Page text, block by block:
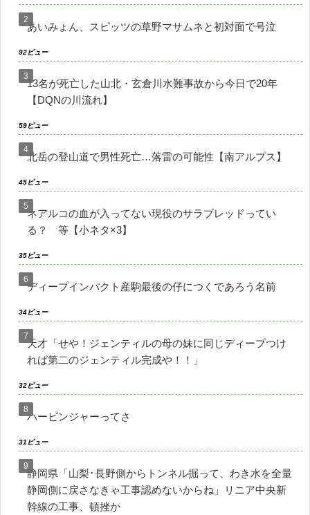
あいみょん、スピッツの草野マサムネと初対面で号泣
92ビュー
13名が死亡した山北・玄倉川水難事故から今日で20年
【DQNの川流れ】
59ビュー
北岳の登山道で男性死亡…落雷の可能性【南アルプス】
45ビュー
ネアルコの血が入ってない現役のサラブレッドってい
る？ 等【小ネタ×3】
35ビュー
ディープインパクト産駒最後の仔につくであろう名前
34ビュー
天才「せや！ジェンティルの母の妹に同じディープつけ
れば第二のジェンティル完成や！！」
32ビュー
ハービンジャーってさ
31ビュー
静岡県「山梨･長野側からトンネル掘って、わき水を全量
静岡側に戻さなきゃ工事認めないからね」リニア中央新
幹線の工事、頓挫か